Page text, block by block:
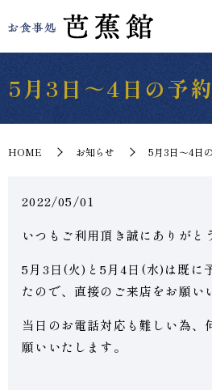
5月3日～4日の予
HOME お知らせ 5月3日～4日
2022/05/01
いつもご利用頂き誠にありがと
5月3日(火)と5月4日(水)は既に
たので、直接のご来店をお願い
当日のお電話対応も難しい為、
願いいたします。